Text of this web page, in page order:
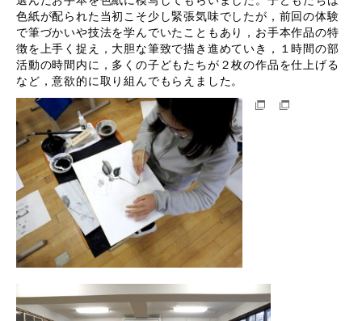
色紙が配られた当初こそ少し緊張気味でしたが，前回の体験
で筆づかいや技法を学んでいたこともあり，お手本作品の特
徴を上手く捉え，大胆な筆致で描き進めていき，１時間の部
活動の時間内に，多くの子どもたちが２枚の作品を仕上げる
など，意欲的に取り組んでもらえました。